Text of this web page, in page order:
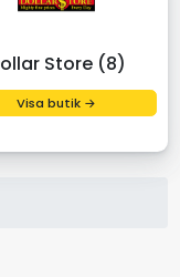
Store (8)
Visa butik →